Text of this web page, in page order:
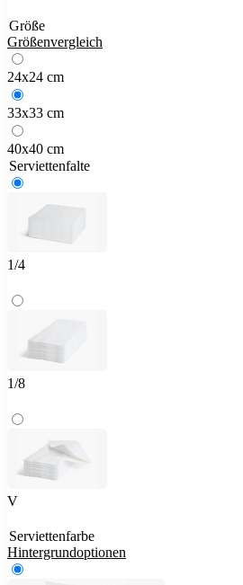
Größe
Größenvergleich
24x24 cm
33x33 cm
40x40 cm
Serviettenfalte
1/4
1/8
V
Serviettenfarbe
Hintergrundoptionen